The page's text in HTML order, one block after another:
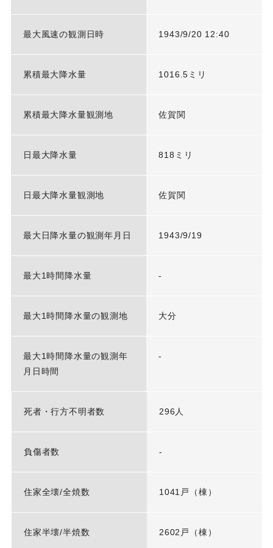
最大風速の観測日時 1943/9/20 12:40
累積最大降水量 1016.5ミリ
累積最大降水量観測地 佐賀関
日最大降水量 818ミリ
日最大降水量観測地 佐賀関
最大日降水量の観測年月日 1943/9/19
最大1時間降水量 -
最大1時間降水量の観測地 大分
最大1時間降水量の観測年
月日時間
-
死者・行方不明者数 296人
負傷者数 -
住家全壊/全焼数 1041戸（棟）
住家半壊/半焼数 2602戸（棟）